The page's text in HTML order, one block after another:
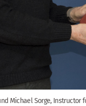
Michael Sorge, Instructor